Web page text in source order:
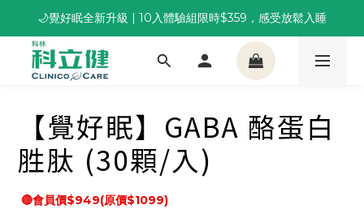
董事長推薦保養組合｜體驗價 $1,800 起，最高享 6 折
🌙覺好眠全新升級 | 10入體驗組限時$359，感受放鬆入睡
董事長推薦保養組合｜體驗價 $1,800 起，最高享 6 折
【覺好眠】GABA 酪蛋白
胜肽 (30顆/入)
🔴會員價$949(原價$1099)